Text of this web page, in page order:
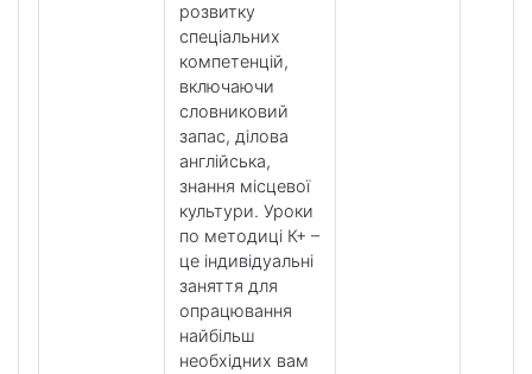
розвитку
спеціальних
компетенцій,
включаючи
словниковий
запас, ділова
англійська,
знання місцевої
культури. Уроки
по методиці К+ –
це індивідуальні
заняття для
опрацювання
найбільш
необхідних вам